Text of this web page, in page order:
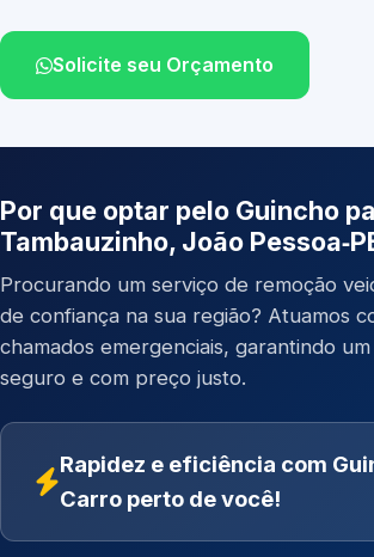
Solicite seu Orçamento
Por que optar pelo Guincho
Tambauzinho, João
Procurando um serviço de remoção
de confiança na sua região? Atuamos
chamados emergenciais, garantindo
seguro e com preço justo.
Rapidez e eficiência com
Carro perto de você!